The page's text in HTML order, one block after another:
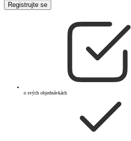
Registrujte se
o svých objednávkách